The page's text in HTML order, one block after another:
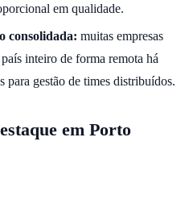
em qualidade.
consolidada: muitas empresas
inteiro de forma remota há
para gestão de times distribuídos.
em Porto